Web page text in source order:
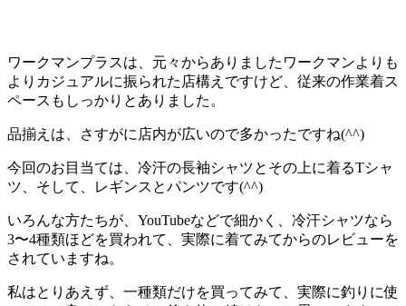
ワークマンプラスは、元々からありましたワークマンよりも
よりカジュアルに振られた店構えですけど、従来の作業着ス
ペースもしっかりとありました。
品揃えは、さすがに店内が広いので多かったですね(^^)
今回のお目当ては、冷汗の長袖シャツとその上に着るTシャ
ツ、そして、レギンスとパンツです(^^)
いろんな方たちが、YouTubeなどで細かく、冷汗シャツなら
3〜4種類ほどを買われて、実際に着てみてからのレビューを
されていますね。
私はとりあえず、一種類だけを買ってみて、実際に釣りに使